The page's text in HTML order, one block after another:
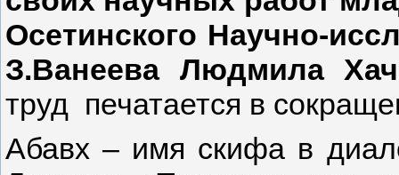
Осетинского Научно-
З.Ванеева Людмила
труд печатается в
Абавх – имя скифа в